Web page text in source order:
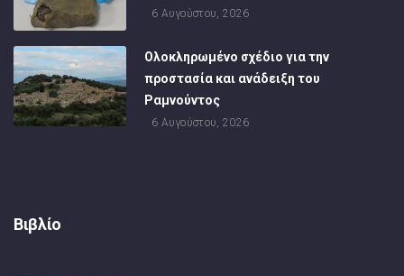
6 Αυγούστου, 2026
Ολοκληρωμένο σχέδιο για την
προστασία και ανάδειξη του
Ραμνούντος
6 Αυγούστου, 2026
Βιβλίο